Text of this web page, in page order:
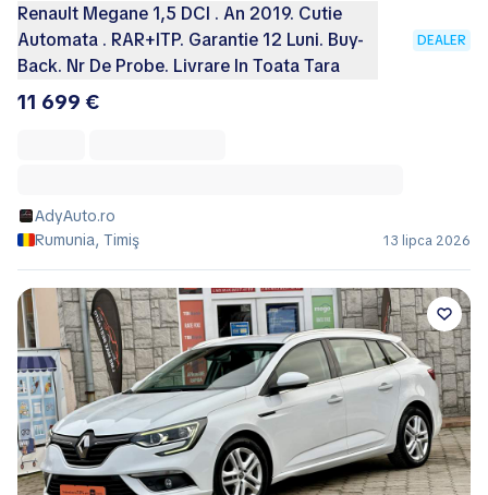
Renault Megane 1,5 DCI . An 2019. Cutie
Automata . RAR+ITP. Garantie 12 Luni. Buy-
Back. Nr De Probe. Livrare In Toata Tara
DEALER
11 699 €
AdyAuto.ro
Rumunia, Timiş
13 lipca 2026